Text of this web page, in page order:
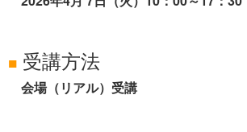
■ 受講方法
会場（リアル）受講